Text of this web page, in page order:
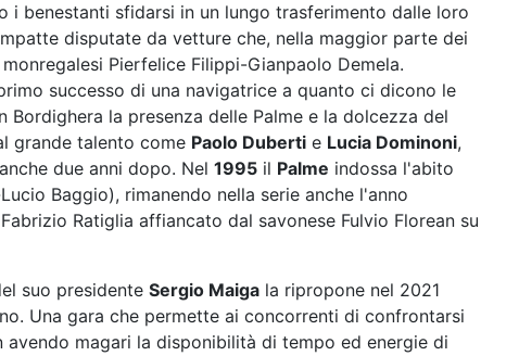
i benestanti sfidarsi in un lungo trasferimento dalle loro
disputate da vetture che, nella maggior parte dei
Pierfelice Filippi-Gianpaolo Demela.
successo di una navigatrice a quanto ci dicono le
Bordighera la presenza delle Palme e la dolcezza del
grande talento come Paolo Duberti e Lucia Dominoni,
due anni dopo. Nel 1995 il Palme indossa l'abito
Baggio), rimanendo nella serie anche l'anno
Ratiglia affiancato dal savonese Fulvio Florean su
suo presidente Sergio Maiga la ripropone nel 2021
Una gara che permette ai concorrenti di confrontarsi
avendo magari la disponibilità di tempo ed energie di